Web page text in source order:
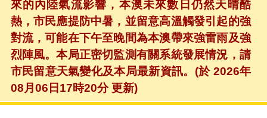
來的內陸氣流影響，本澳未來數日仍然天晴酷
熱，市民應提防中暑，並留意高溫觸發引起的強
對流，可能在下午至晚間為本澳帶來強雷雨及強
烈陣風。本局正密切監測有關系統發展情況，請
市民留意天氣變化及本局最新資訊。(於 2026年
08月06日17時20分 更新)